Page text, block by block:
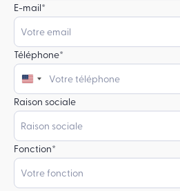
E-mail*
Téléphone*
États-
Unis
+1
Raison sociale
Fonction*